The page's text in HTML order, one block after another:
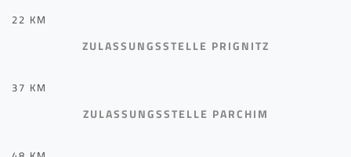
22 KM
ZULASSUNGSSTELLE PRIGNITZ
37 KM
ZULASSUNGSSTELLE PARCHIM